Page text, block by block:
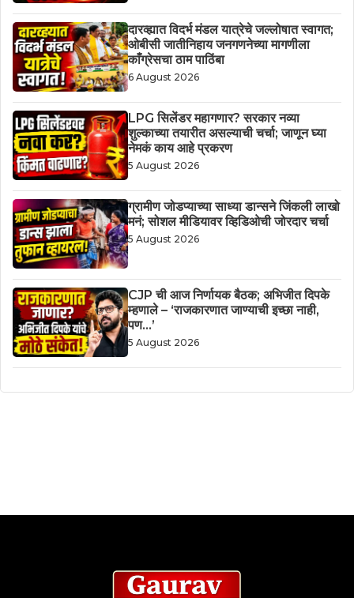
दारव्ह्यात विदर्भ मंडल यात्रेचे जल्लोषात स्वागत;
ओबीसी जातीनिहाय जनगणनेच्या मागणीला
काँग्रेसचा ठाम पाठिंबा
6 August 2026
LPG सिलेंडर महागणार? सरकार नव्या
शुल्काच्या तयारीत असल्याची चर्चा; जाणून घ्या
नेमकं काय आहे प्रकरण
5 August 2026
ग्रामीण जोडप्याच्या साध्या डान्सने जिंकली लाखो
मनं; सोशल मीडियावर व्हिडिओची जोरदार चर्चा
5 August 2026
CJP ची आज निर्णायक बैठक; अभिजीत दिपके
म्हणाले – ‘राजकारणात जाण्याची इच्छा नाही,
पण…’
5 August 2026